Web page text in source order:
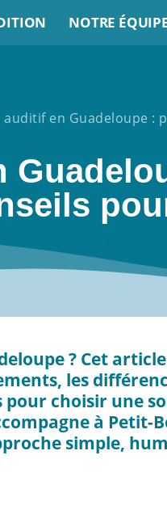
NOTRE
auditif en Guadeloupe :
? Cet
les
pour choisir une
à Petit-
simple,